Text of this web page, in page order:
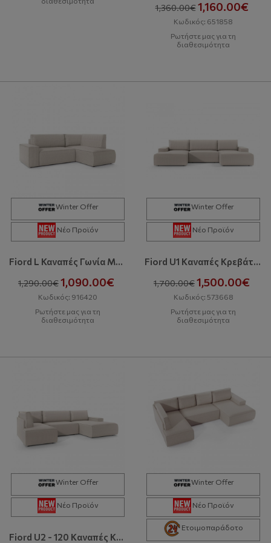
1,360.00€ 1,160.00€
Κωδικός: 651858
Ρωτήστε μας για τη
διαθεσιμότητα
Winter Offer
Νέο Προϊόν
Fiord L Καναπές Γωνία Με Κρεβάτι Και Αποθηκευτικό Χώρο
1,290.00€1,090.00€
Κωδικός: 916420
Ρωτήστε μας για τη
διαθεσιμότητα
Winter Offer
Νέο Προϊόν
Fiord U1 Kαναπές Κρεβάτι Σε Σχήμα Π Με Αποθηκευτικό Χώρο
1,700.00€1,500.00€
Κωδικός: 573668
Ρωτήστε μας για τη
διαθεσιμότητα
Winter Offer
Νέο Προϊόν
Fiord U2 - 120 Kαναπές Κρεβάτι Σε Σχήμα Π Με Αποθηκευτικό Χώρο
Winter Offer
Νέο Προϊόν
Ετοιμοπαράδοτο